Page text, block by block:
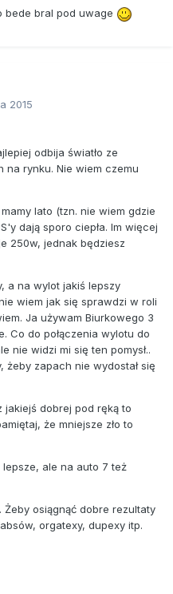
bede bral pod uwage
2015
odbija światło ze
na rynku. Nie wiem czemu
lato (tzn. nie wiem gdzie
dają sporo ciepła. Im więcej
250w, jednak będziesz
a na wylot jakiś lepszy
wiem jak się sprawdzi w roli
Ja używam Biurkowego 3
Co do połączenia wylotu do
nie widzi mi się ten pomysł..
żeby zapach nie wydostał się
jakiejś dobrej pod ręką to
że mniejsze zło to
lepsze, ale na auto 7 też
Żeby osiągnąć dobre rezultaty
orgatexy, dupexy itp.